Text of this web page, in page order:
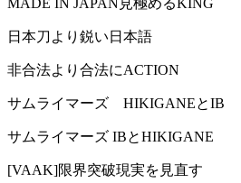
MADE IN JAPAN見極めるKING
日本刀より鋭い日本語
非合法より合法にACTION
サムライマーズ HIKIGANEとIB
サムライマーズ IBとHIKIGANE
[VAAK]限界突破現実を見直す